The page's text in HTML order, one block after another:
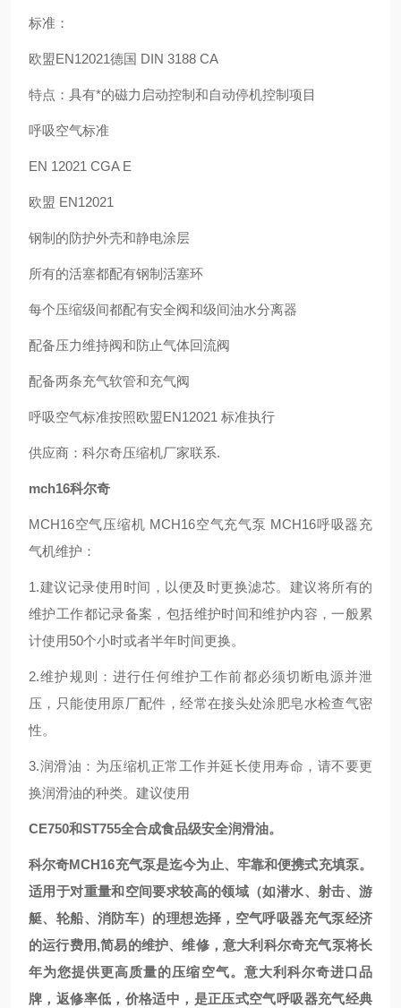
标准：
欧盟EN12021德国 DIN 3188 CA
特点：具有*的磁力启动控制和自动停机控制项目
呼吸空气标准
EN 12021 CGA E
欧盟 EN12021
钢制的防护外壳和静电涂层
所有的活塞都配有钢制活塞环
每个压缩级间都配有安全阀和级间油水分离器
配备压力维持阀和防止气体回流阀
配备两条充气软管和充气阀
呼吸空气标准按照欧盟EN12021 标准执行
供应商：科尔奇压缩机厂家联系.
mch16科尔奇
MCH16空气压缩机 MCH16空气充气泵 MCH16呼吸器充
气机维护：
1.建议记录使用时间，以便及时更换滤芯。建议将所有的
维护工作都记录备案，包括维护时间和维护内容，一般累
计使用50个小时或者半年时间更换。
2.维护规则：进行任何维护工作前都必须切断电源并泄
压，只能使用原厂配件，经常在接头处涂肥皂水检查气密
性。
3.润滑油：为压缩机正常工作并延长使用寿命，请不要更
换润滑油的种类。建议使用
CE750和ST755全合成食品级安全润滑油。
科尔奇MCH16充气泵是迄今为止、牢靠和便携式充填泵。
适用于对重量和空间要求较高的领域（如潜水、射击、游
艇、轮船、消防车）的理想选择，空气呼吸器充气泵经济
的运行费用,简易的维护、维修，意大利科尔奇充气泵将长
年为您提供更高质量的压缩空气。意大利科尔奇进口品
牌，返修率低，价格适中，是正压式空气呼吸器充气经典